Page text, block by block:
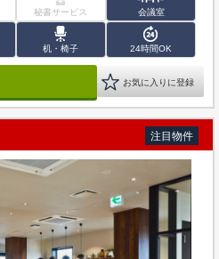
秘書サービス 会議室
机・椅子 24時間OK
お気に入りに登録
注目物件